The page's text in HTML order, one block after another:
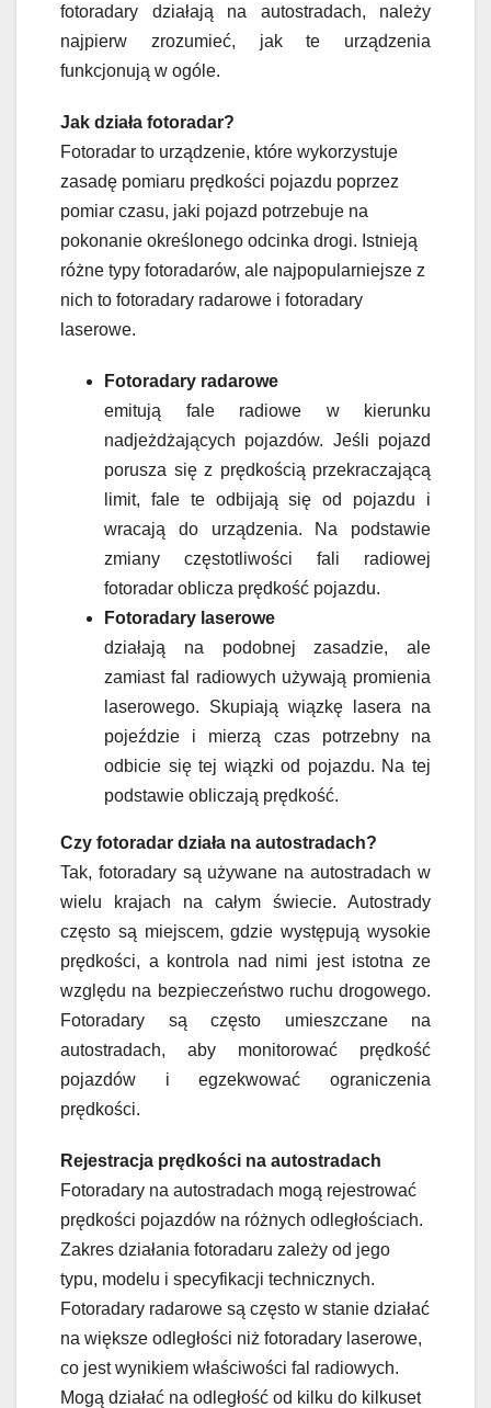
fotoradary działają na autostradach, należy
najpierw zrozumieć, jak te urządzenia
funkcjonują w ogóle.
Jak działa fotoradar?
Fotoradar to urządzenie, które wykorzystuje
zasadę pomiaru prędkości pojazdu poprzez
pomiar czasu, jaki pojazd potrzebuje na
pokonanie określonego odcinka drogi. Istnieją
różne typy fotoradarów, ale najpopularniejsze z
nich to fotoradary radarowe i fotoradary
laserowe.
Fotoradary radarowe
emitują fale radiowe w kierunku
nadjeżdżających pojazdów. Jeśli pojazd
porusza się z prędkością przekraczającą
limit, fale te odbijają się od pojazdu i
wracają do urządzenia. Na podstawie
zmiany częstotliwości fali radiowej
fotoradar oblicza prędkość pojazdu.
Fotoradary laserowe
działają na podobnej zasadzie, ale
zamiast fal radiowych używają promienia
laserowego. Skupiają wiązkę lasera na
pojeździe i mierzą czas potrzebny na
odbicie się tej wiązki od pojazdu. Na tej
podstawie obliczają prędkość.
Czy fotoradar działa na autostradach?
Tak, fotoradary są używane na autostradach w
wielu krajach na całym świecie. Autostrady
często są miejscem, gdzie występują wysokie
prędkości, a kontrola nad nimi jest istotna ze
względu na bezpieczeństwo ruchu drogowego.
Fotoradary są często umieszczane na
autostradach, aby monitorować prędkość
pojazdów i egzekwować ograniczenia
prędkości.
Rejestracja prędkości na autostradach
Fotoradary na autostradach mogą rejestrować
prędkości pojazdów na różnych odległościach.
Zakres działania fotoradaru zależy od jego
typu, modelu i specyfikacji technicznych.
Fotoradary radarowe są często w stanie działać
na większe odległości niż fotoradary laserowe,
co jest wynikiem właściwości fal radiowych.
Mogą działać na odległość od kilku do kilkuset